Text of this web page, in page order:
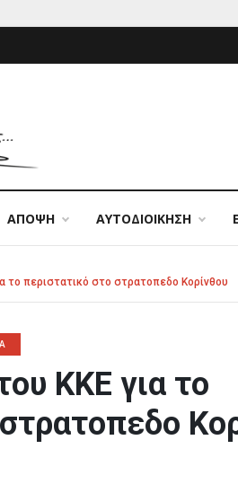
ΑΠΟΨΗ ΑΥΤΟΔΙΟΙΚΗΣΗ
το περιστατικό στο στρατοπεδο Κορίνθου
ΚΚΕ για το